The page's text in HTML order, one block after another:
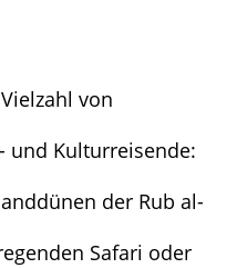
von
und Kulturreisende:
der Rub al-
Safari oder